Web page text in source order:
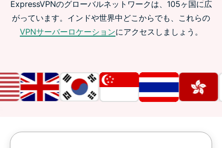
ExpressVPNのグローバルネットワークは、105ヶ国に広
がっています。インドや世界中どこからでも、これらの
VPNサーバーロケーションにアクセスしましょう。